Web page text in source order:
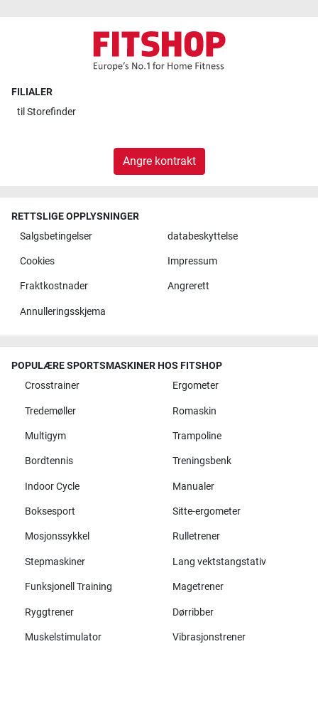
FILIALER
til Storefinder
Angre kontrakt
RETTSLIGE OPPLYSNINGER
Salgsbetingelser
databeskyttelse
Cookies Impressum
Fraktkostnader Angrerett
Annulleringsskjema
POPULÆRE SPORTSMASKINER HOS FITSHOP
Crosstrainer
Ergometer
Tredemøller Romaskin
Multigym Trampoline
Bordtennis Treningsbenk
Indoor Cycle Manualer
Boksesport Sitte-ergometer
Mosjonssykkel Rulletrener
Stepmaskiner Lang vektstangstativ
Funksjonell Training Magetrener
Ryggtrener Dørribber
Muskelstimulator Vibrasjonstrener